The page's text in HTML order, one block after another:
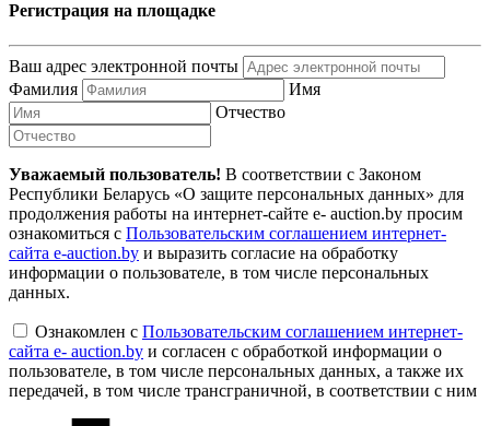
Регистрация на площадке
Ваш адрес электронной почты
Фамилия
Имя
Отчество
Уважаемый пользователь! В соответствии с Законом
Республики Беларусь «О защите персональных данных» для
продолжения работы на интернет-сайте e- auction.by просим
ознакомиться с Пользовательским соглашением интернет-
сайта e-auction.by и выразить согласие на обработку
информации о пользователе, в том числе персональных
данных.
Ознакомлен с Пользовательским соглашением интернет-
сайта e- auction.by и согласен с обработкой информации о
пользователе, в том числе персональных данных, а также их
передачей, в том числе трансграничной, в соответствии с ним